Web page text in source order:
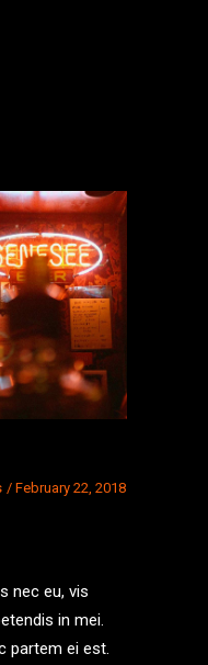
February 22, 2018
nec eu, vis
in mei.
partem ei est.